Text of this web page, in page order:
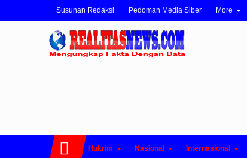
Susunan Redaksi Pedoman Media Siber More
Hukrim Nasional Internasional